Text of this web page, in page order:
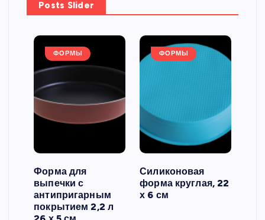
Posts Slider
ФОРМЫ
Форма для
выпечки с
антипригарным
покрытием 2,2 л
ФОРМЫ
Силиконовая
форма круглая, 22
х 6 см